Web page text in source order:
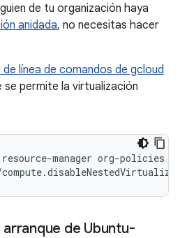
de tu organización haya
anidada, no necesitas hacer
línea de comandos de gcloud
permite la virtualización
manager org-policies
de Ubuntu-